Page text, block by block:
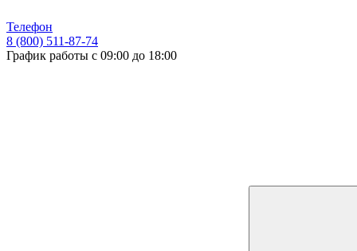
Телефон
8 (800) 511-87-74
График работы с 09:00 до 18:00